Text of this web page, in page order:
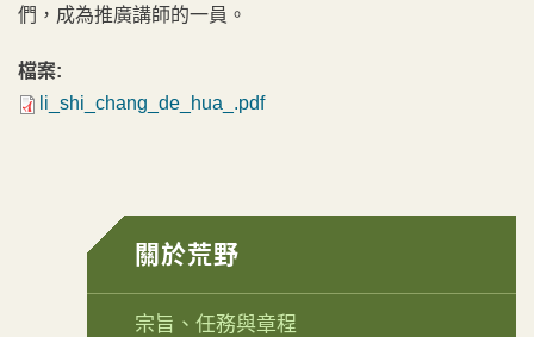
們，成為推廣講師的一員。
檔案:
li_shi_chang_de_hua_.pdf
關於荒野
宗旨、任務與章程